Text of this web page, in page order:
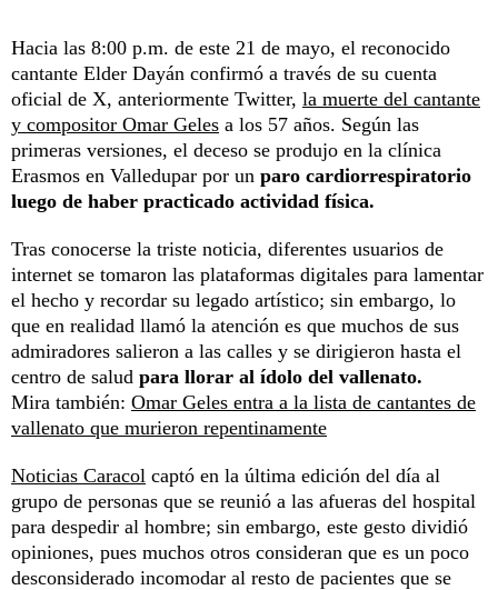
Hacia las 8:00 p.m. de este 21 de mayo, el reconocido
cantante Elder Dayán confirmó a través de su cuenta
oficial de X, anteriormente Twitter, la muerte del cantante
y compositor Omar Geles a los 57 años. Según las
primeras versiones, el deceso se produjo en la clínica
Erasmos en Valledupar por un paro cardiorrespiratorio
luego de haber practicado actividad física.
Tras conocerse la triste noticia, diferentes usuarios de
internet se tomaron las plataformas digitales para lamentar
el hecho y recordar su legado artístico; sin embargo, lo
que en realidad llamó la atención es que muchos de sus
admiradores salieron a las calles y se dirigieron hasta el
centro de salud para llorar al ídolo del vallenato.
Mira también: Omar Geles entra a la lista de cantantes de
vallenato que murieron repentinamente
Noticias Caracol captó en la última edición del día al
grupo de personas que se reunió a las afueras del hospital
para despedir al hombre; sin embargo, este gesto dividió
opiniones, pues muchos otros consideran que es un poco
desconsiderado incomodar al resto de pacientes que se